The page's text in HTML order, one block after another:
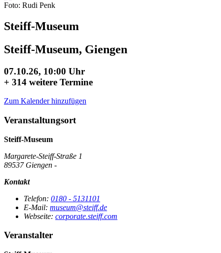
Foto: Rudi Penk
Steiff-Museum
Steiff-Museum, Giengen
07.10.26, 10:00 Uhr
+ 314 weitere Termine
Zum Kalender hinzufügen
Veranstaltungsort
Steiff-Museum
Margarete-Steiff-Straße 1
89537 Giengen -
Kontakt
Telefon: 0180 - 5131101
E-Mail: museum@steiff.de
Webseite: corporate.steiff.com
Veranstalter